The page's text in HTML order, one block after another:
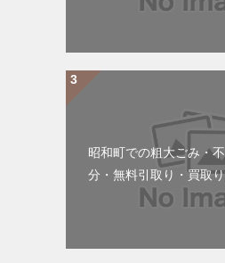
昭和町での粗大ごみ・
分・無料引取り・買取